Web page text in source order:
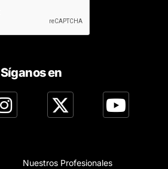
Síganos en
Nuestros Profesionales